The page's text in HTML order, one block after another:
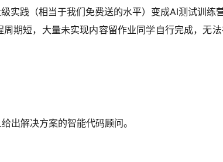
实践（相当于我们免费送的水平）变成AI测试训练营
期短，大量未实现内容留作业同学自行完成，无
出解决方案的智能代码顾问。